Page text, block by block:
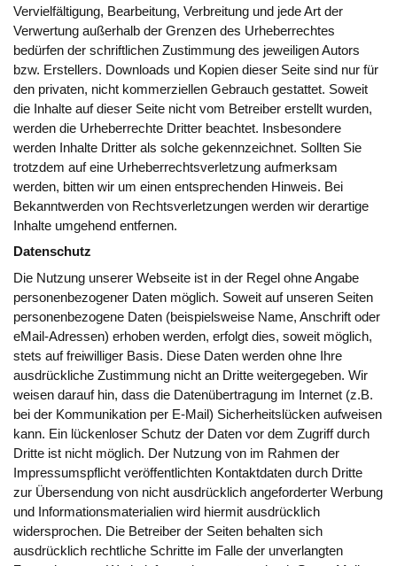
Vervielfältigung, Bearbeitung, Verbreitung und jede Art der
Verwertung außerhalb der Grenzen des Urheberrechtes
bedürfen der schriftlichen Zustimmung des jeweiligen Autors
bzw. Erstellers. Downloads und Kopien dieser Seite sind nur für
den privaten, nicht kommerziellen Gebrauch gestattet. Soweit
die Inhalte auf dieser Seite nicht vom Betreiber erstellt wurden,
werden die Urheberrechte Dritter beachtet. Insbesondere
werden Inhalte Dritter als solche gekennzeichnet. Sollten Sie
trotzdem auf eine Urheberrechtsverletzung aufmerksam
werden, bitten wir um einen entsprechenden Hinweis. Bei
Bekanntwerden von Rechtsverletzungen werden wir derartige
Inhalte umgehend entfernen.
Datenschutz
Die Nutzung unserer Webseite ist in der Regel ohne Angabe
personenbezogener Daten möglich. Soweit auf unseren Seiten
personenbezogene Daten (beispielsweise Name, Anschrift oder
eMail-Adressen) erhoben werden, erfolgt dies, soweit möglich,
stets auf freiwilliger Basis. Diese Daten werden ohne Ihre
ausdrückliche Zustimmung nicht an Dritte weitergegeben. Wir
weisen darauf hin, dass die Datenübertragung im Internet (z.B.
bei der Kommunikation per E-Mail) Sicherheitslücken aufweisen
kann. Ein lückenloser Schutz der Daten vor dem Zugriff durch
Dritte ist nicht möglich. Der Nutzung von im Rahmen der
Impressumspflicht veröffentlichten Kontaktdaten durch Dritte
zur Übersendung von nicht ausdrücklich angeforderter Werbung
und Informationsmaterialien wird hiermit ausdrücklich
widersprochen. Die Betreiber der Seiten behalten sich
ausdrücklich rechtliche Schritte im Falle der unverlangten